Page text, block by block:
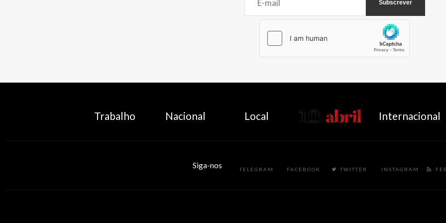
Trabalho Nacional Local AbrilAbril Internacional
Siga-nos TELEGRAM FACEBOOK TWITTER INSTAGRAM